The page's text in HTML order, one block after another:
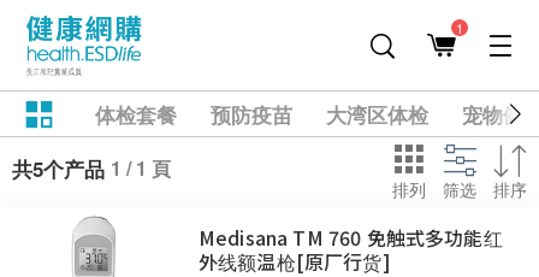
1
体检套餐 预防疫苗 大湾区体检
宠物健
共5个产品 1 / 1 頁
排列 筛选 排序
Medisana TM 760 免触式多功能红
外线额温枪[原厂行货]